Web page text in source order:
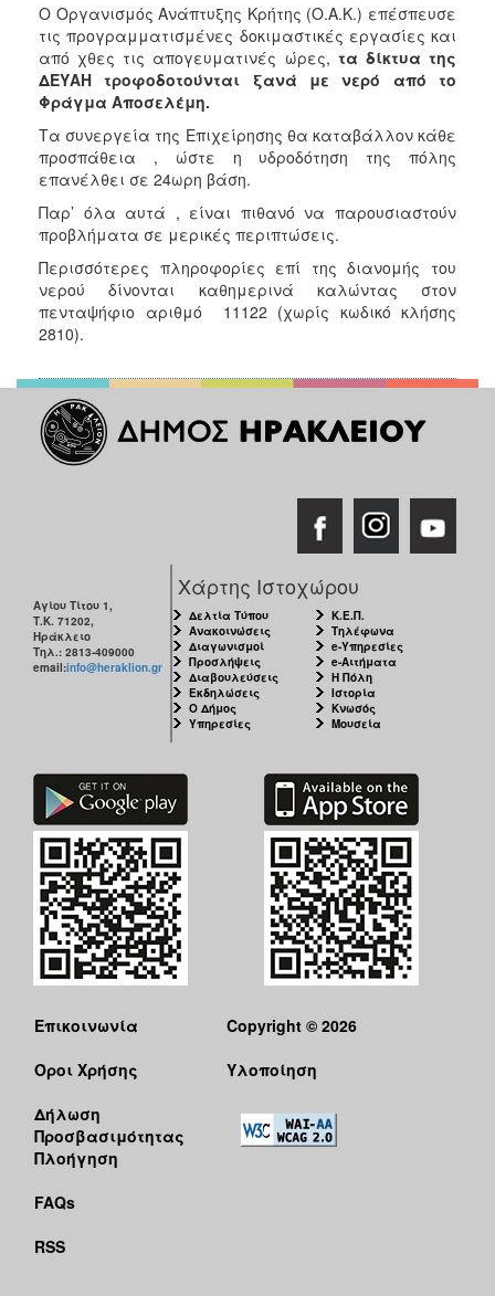
2011
2010
2006
ΤΟΠΟΣ
ΠΟΛΙΤΙΣΜΟΣ
ΑΝΘΕΚΤΙΚΗ
ΠΟΛΗ
Ο Οργανισμός Ανάπτυξης Κρήτης (Ο.Α.Κ.) επέσπευσε
τις προγραμματισμένες δοκιμαστικές εργασίες και
από χθες τις απογευματινές ώρες, τα δίκτυα της
ΔΕΥΑΗ τροφοδοτούνται ξανά με νερό από το
Φράγμα Αποσελέμη.
Τα συνεργεία της Επιχείρησης θα καταβάλλον κάθε
προσπάθεια , ώστε η υδροδότηση της πόλης
επανέλθει σε 24ωρη βάση.
Παρ’ όλα αυτά , είναι πιθανό να παρουσιαστούν
προβλήματα σε μερικές περιπτώσεις.
Περισσότερες πληροφορίες επί της διανομής του
νερού δίνονται καθημερινά καλώντας στον
πενταψήφιο αριθμό 11122 (χωρίς κωδικό κλήσης
2810).
Αγίου Τίτου 1,
Τ.Κ. 71202,
Ηράκλειο
Τηλ.: 2813-409000
email:info@heraklion.gr
Χάρτης Ιστοχώρου
Δελτία Τύπου
Ανακοινώσεις
Διαγωνισμοί
Προσλήψεις
Διαβουλεύσεις
Εκδηλώσεις
Ο Δήμος
Υπηρεσίες
Κ.Ε.Π.
Τηλέφωνα
e-Υπηρεσίες
e-Αιτήματα
Η Πόλη
Ιστορία
Κνωσός
Μουσεία
Επικοινωνία
Όροι Χρήσης
Δήλωση
Προσβασιμότητας
Πλοήγηση
FAQs
RSS
Copyright © 2026
Υλοποίηση